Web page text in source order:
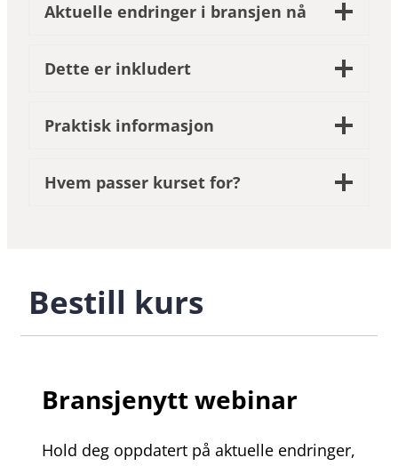
Aktuelle endringer i bransjen nå
Dette er inkludert
Praktisk informasjon
Hvem passer kurset for?
Bestill kurs
Bransjenytt webinar
Hold deg oppdatert på aktuelle endringer,